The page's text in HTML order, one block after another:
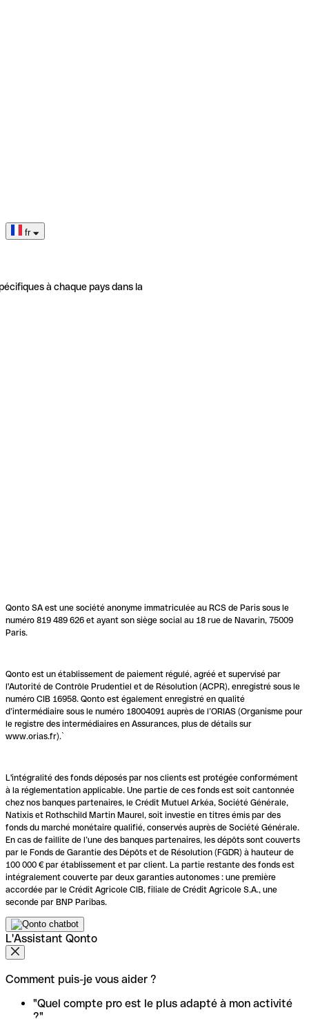
fr
à chaque pays dans la
Qonto SA est une société anonyme immatriculée au RCS de Paris sous le
numéro 819 489 626 et ayant son siège social au 18 rue de Navarin, 75009
Paris.
Qonto est un établissement de paiement régulé, agréé et supervisé par
l'Autorité de Contrôle Prudentiel et de Résolution (ACPR), enregistré sous le
numéro CIB 16958. Qonto est également enregistré en qualité
d’intermédiaire sous le numéro 18004091 auprès de l’ORIAS (Organisme pour
le registre des intermédiaires en Assurances, plus de détails sur
www.orias.fr).`
L'intégralité des fonds déposés par nos clients est protégée conformément
à la réglementation applicable. Une partie de ces fonds est soit cantonnée
chez nos banques partenaires, le Crédit Mutuel Arkéa, Société Générale,
Natixis et Rothschild Martin Maurel, soit investie en titres émis par des
fonds du marché monétaire qualifié, conservés auprès de Société Générale.
En cas de faillite de l’une des banques partenaires, les dépôts sont couverts
par le Fonds de Garantie des Dépôts et de Résolution (FGDR) à hauteur de
100 000 € par établissement et par client. La partie restante des fonds est
intégralement couverte par deux garanties autonomes : une première
accordée par le Crédit Agricole CIB, filiale de Crédit Agricole S.A., une
seconde par BNP Paribas.
L'Assistant Qonto
Comment puis-je vous aider ?
"Quel compte pro est le plus adapté à mon activité